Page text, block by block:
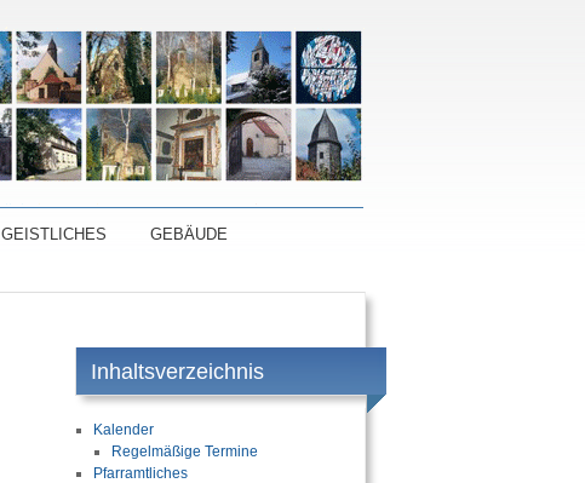
GEISTLICHES
GEBÄUDE
Inhaltsverzeichnis
Kalender
Regelmäßige Termine
Pfarramtliches